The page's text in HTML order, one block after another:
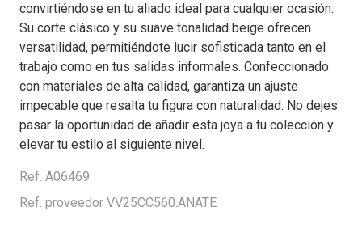
convirtiéndose en tu aliado ideal para cualquier ocasión.
Su corte clásico y su suave tonalidad beige ofrecen
versatilidad, permitiéndote lucir sofisticada tanto en el
trabajo como en tus salidas informales. Confeccionado
con materiales de alta calidad, garantiza un ajuste
impecable que resalta tu figura con naturalidad. No dejes
pasar la oportunidad de añadir esta joya a tu colección y
elevar tu estilo al siguiente nivel.
Ref. A06469
Ref. proveedor VV25CC560.ANATE